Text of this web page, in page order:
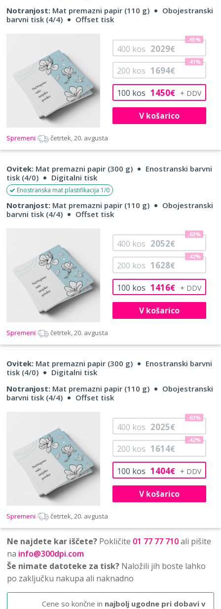
Notranjost: Mat premazni papir (110 g)
Obojestranski
barvni tisk (4/4)
Offset tisk
100 kos 1450€
200 kos 1694€
-41%
400 kos 2029€
-65%
V košarico
Spremeni četrtek, 20. avgusta
Ovitek: Mat premazni papir (300 g)
Enostranski barvni
tisk (4/0)
Digitalni tisk
Enostranska mat plastifikacija 1/0
Notranjost: Mat premazni papir (110 g)
Obojestranski
barvni tisk (4/4)
Offset tisk
100 kos 1416€
200 kos 1628€
-42%
400 kos 2052€
-63%
V košarico
Spremeni četrtek, 20. avgusta
Ovitek: Mat premazni papir (300 g)
Enostranski barvni
tisk (4/0)
Digitalni tisk
Notranjost: Mat premazni papir (110 g)
Obojestranski
barvni tisk (4/4)
Offset tisk
100 kos 1404€
200 kos 1614€
-42%
400 kos 2025€
-63%
V košarico
Spremeni četrtek, 20. avgusta
Ne najdete kar iščete? Pokličite 01 77 77 710ali pišite
na info@300dpi.com
Še nimate datoteke za tisk? Naložili jih boste lahko
po zaključku nakupa ali naknadno
Cene so končne in najbolj ugodne pri dobavi v